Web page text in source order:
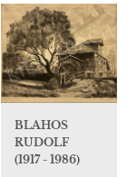
BLAHOS
RUDOLF
(1917 - 1986)